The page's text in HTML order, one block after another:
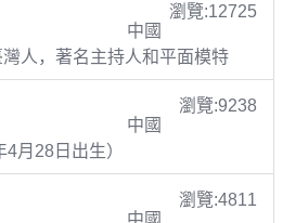
瀏覽:12725
中國
人，著名主持人和平面模特
瀏覽:9238
中國
月28日出生）
瀏覽:4811
中國